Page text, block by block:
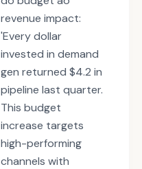
revenue impact:
'Every dollar
invested in demand
gen returned $4.2 in
pipeline last quarter.
This budget
increase targets
high-performing
channels with